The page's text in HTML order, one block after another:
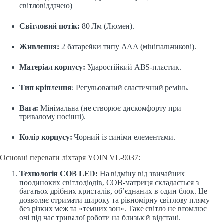
світловіддачею).
Світловий потік: 80 Лм (Люмен).
Живлення: 2 батарейки типу AAA (мініпальчикові).
Матеріал корпусу: Ударостійкий ABS-пластик.
Тип кріплення: Регульований еластичний ремінь.
Вага: Мінімальна (не створює дискомфорту при
тривалому носінні).
Колір корпусу: Чорний із синіми елементами.
Основні переваги ліхтаря VOIN VL-9037:
Технологія COB LED: На відміну від звичайних
поодиноких світлодіодів, COB-матриця складається з
багатьох дрібних кристалів, об’єднаних в один блок. Це
дозволяє отримати широку та рівномірну світлову пляму
без різких меж та «темних зон». Таке світло не втомлює
очі під час тривалої роботи на близькій відстані.